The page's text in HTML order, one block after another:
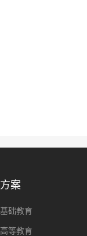
方案
基础教育
高等教育